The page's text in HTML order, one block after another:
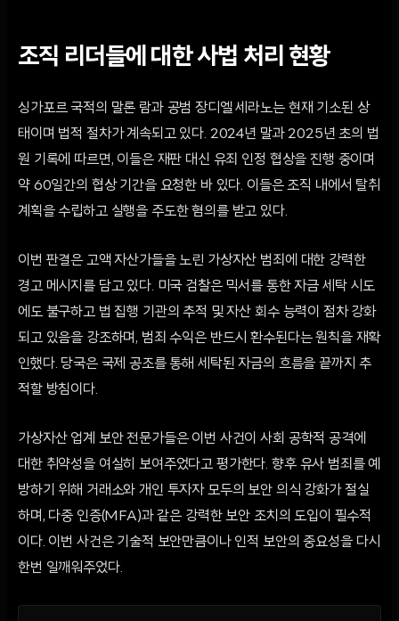
조직 리더들에 대한 사법 처리 현황
싱가포르 국적의 말론 람과 공범 장디엘 세라노는 현재 기소된 상
태이며 법적 절차가 계속되고 있다. 2024년 말과 2025년 초의 법
원 기록에 따르면, 이들은 재판 대신 유죄 인정 협상을 진행 중이며
약 60일간의 협상 기간을 요청한 바 있다. 이들은 조직 내에서 탈취
계획을 수립하고 실행을 주도한 혐의를 받고 있다.
이번 판결은 고액 자산가들을 노린 가상자산 범죄에 대한 강력한
경고 메시지를 담고 있다. 미국 검찰은 믹서를 통한 자금 세탁 시도
에도 불구하고 법 집행 기관의 추적 및 자산 회수 능력이 점차 강화
되고 있음을 강조하며, 범죄 수익은 반드시 환수된다는 원칙을 재확
인했다. 당국은 국제 공조를 통해 세탁된 자금의 흐름을 끝까지 추
적할 방침이다.
가상자산 업계 보안 전문가들은 이번 사건이 사회 공학적 공격에
대한 취약성을 여실히 보여주었다고 평가한다. 향후 유사 범죄를 예
방하기 위해 거래소와 개인 투자자 모두의 보안 의식 강화가 절실
하며, 다중 인증(MFA)과 같은 강력한 보안 조치의 도입이 필수적
이다. 이번 사건은 기술적 보안만큼이나 인적 보안의 중요성을 다시
한번 일깨워주었다.